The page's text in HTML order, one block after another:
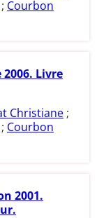
; Courbon
Livre
Christiane ;
; Courbon
2001.